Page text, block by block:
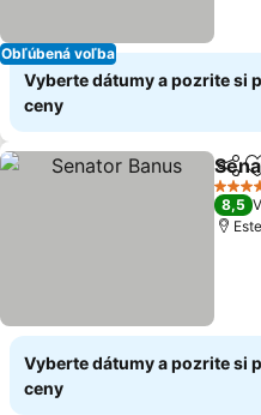
Obľúbená voľba
Vyberte dátumy a pozrite si
ceny
5
8,5
Vyberte dátumy a pozrite si
ceny